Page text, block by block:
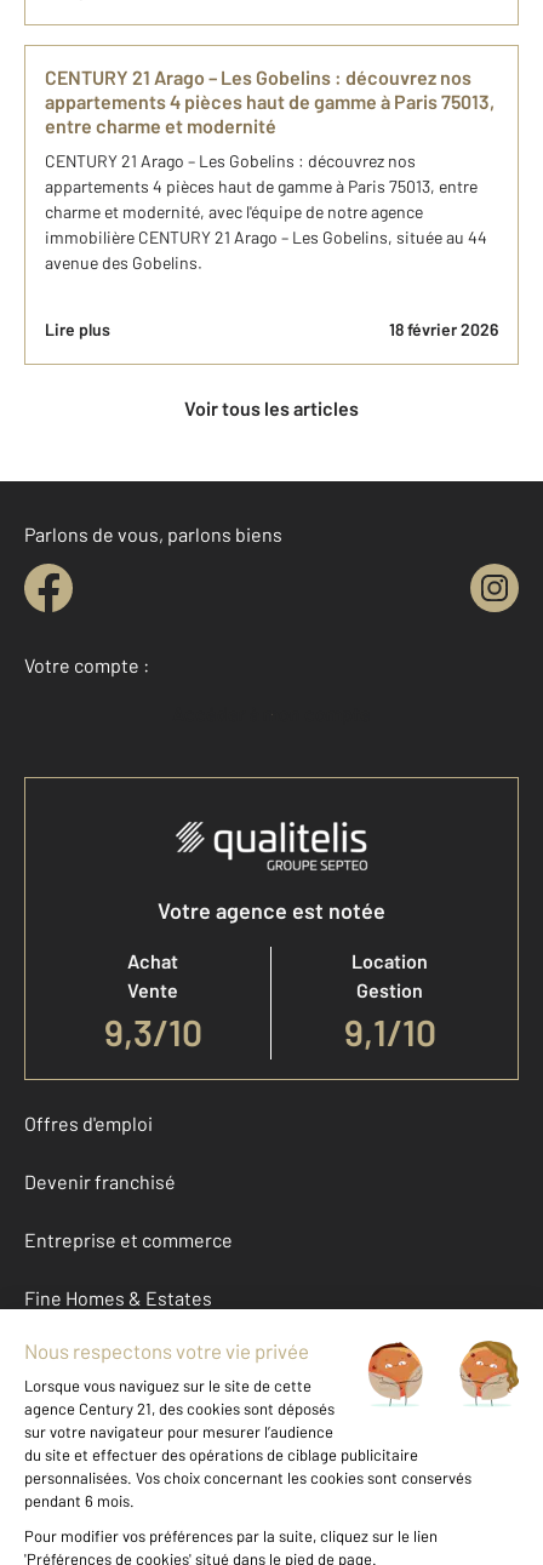
CENTURY 21 Arago – Les Gobelins : découvrez nos
appartements 4 pièces haut de gamme à Paris 75013,
entre charme et modernité
CENTURY 21 Arago – Les Gobelins : découvrez nos
appartements 4 pièces haut de gamme à Paris 75013, entre
charme et modernité, avec l'équipe de notre agence
immobilière CENTURY 21 Arago – Les Gobelins, située au 44
avenue des Gobelins.
Lire plus 18 février 2026
Voir tous les articles
Parlons de vous, parlons biens
Votre compte :
Accéder à mon compte
Votre agence est notée
Achat
Vente
9,3/10
Location
Gestion
9,1/10
Offres d'emploi
Devenir franchisé
Entreprise et commerce
Fine Homes & Estates
À propos
International
Nous contacter